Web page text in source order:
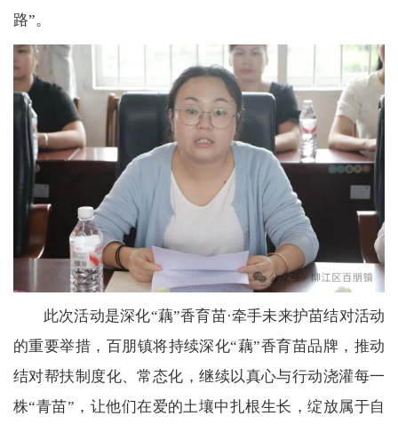
路”。
此次活动是深化“藕”香育苗·牵手未来护苗结对活动
的重要举措，百朋镇将持续深化“藕”香育苗品牌，推动
结对帮扶制度化、常态化，继续以真心与行动浇灌每一
株“青苗”，让他们在爱的土壤中扎根生长，绽放属于自